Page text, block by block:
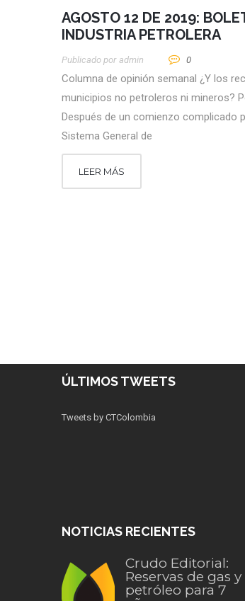
AGOSTO 12 DE 2019:
INDUSTRIA PETROLERA
Publicado por Admin 0
Columna de opinión semanal ¿Y los
municipios no petroleros ni mineros?
Después de un comienzo complicado
Sistema General de
LEER MÁS
ÚLTIMOS TWEETS
Tweets by CTColombia
NOTICIAS RECIENTES
Crudo Editorial:
Reservas de gas y
petróleo para 7